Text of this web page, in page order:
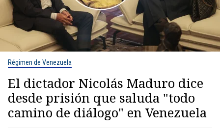
Régimen de Venezuela
El dictador Nicolás Maduro dice
desde prisión que saluda "todo
camino de diálogo" en Venezuela